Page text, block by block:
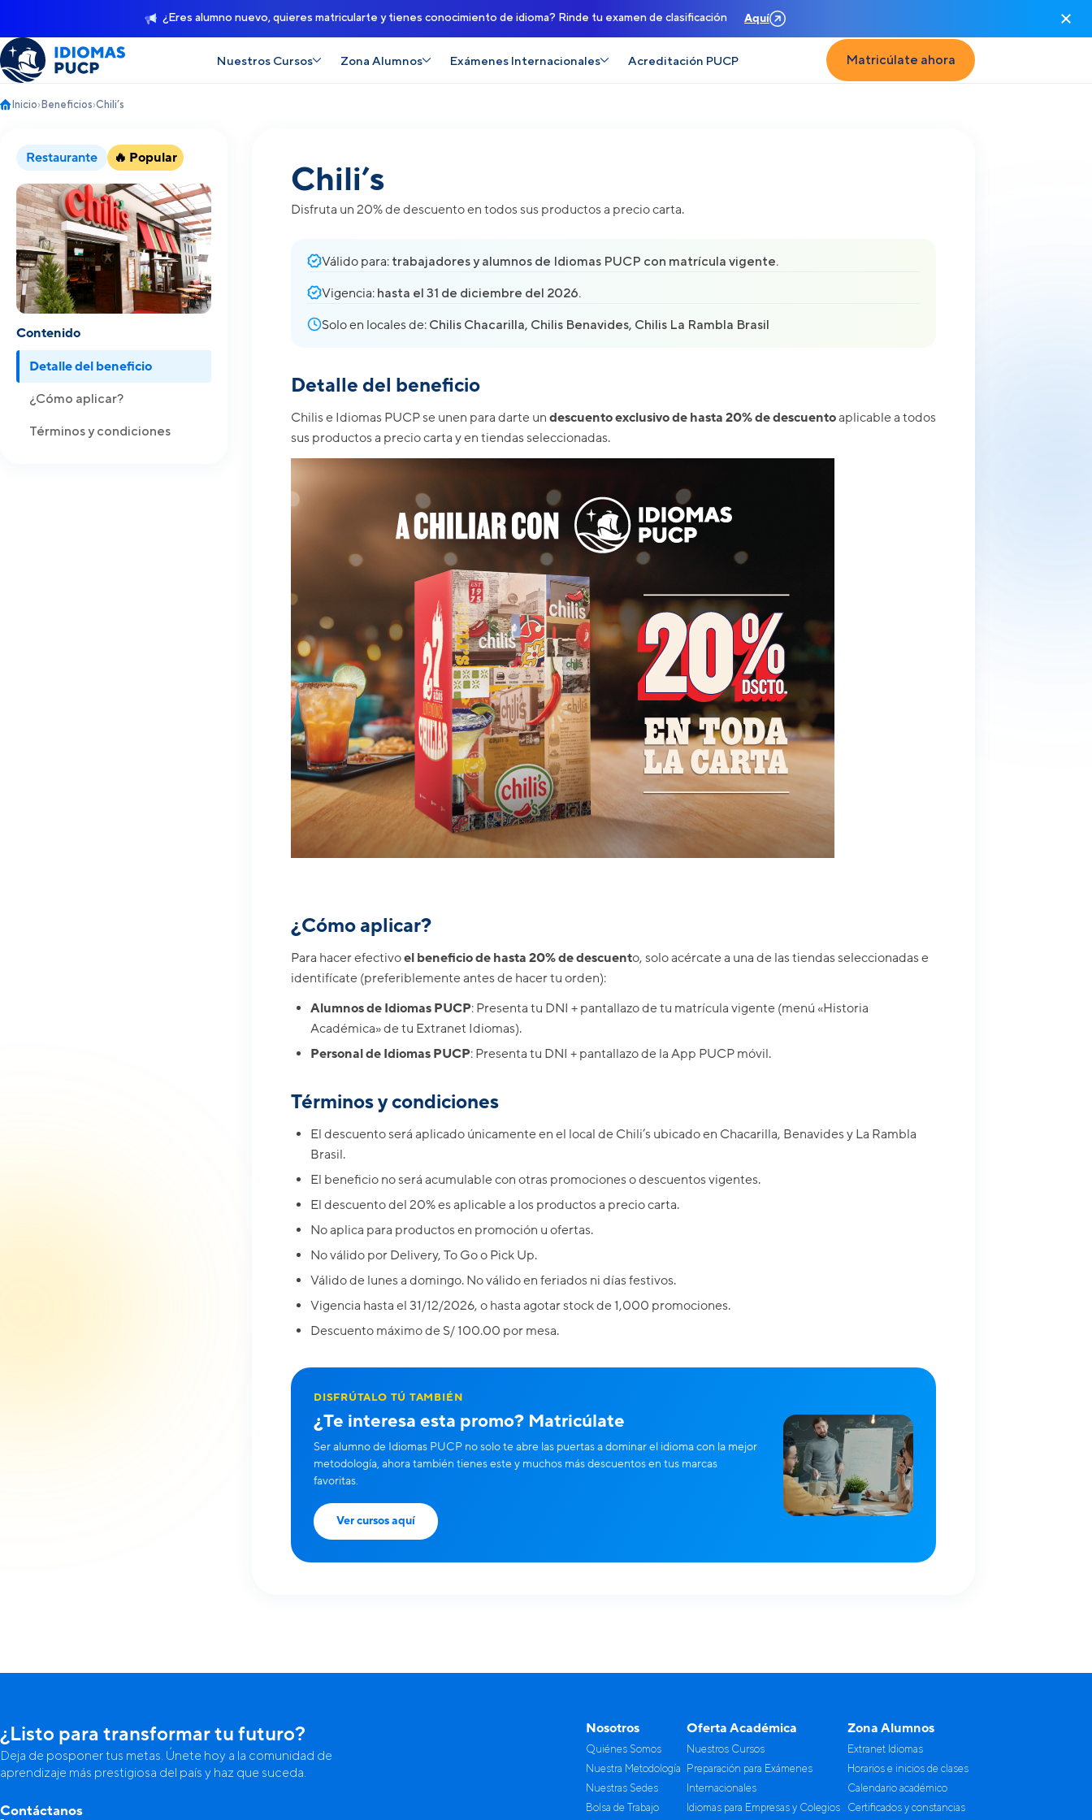
¿Eres alumno nuevo, quieres matricularte y tienes conocimiento de idioma? Rinde tu examen de clasificación Aquí
Nuestros Cursos Zona Alumnos Exámenes Internacionales Acreditación PUCP Matricúlate ahora
Inicio› Beneficios›Chili’s
Restaurante 🔥 Popular
Contenido
Detalle del beneficio
¿Cómo aplicar?
Términos y condiciones
Chili’s
Disfruta un 20% de descuento en todos sus productos a precio carta.
Válido para: trabajadores y alumnos de Idiomas PUCP con matrícula vigente.
Vigencia: hasta el 31 de diciembre del 2026.
Solo en locales de: Chilis Chacarilla, Chilis Benavides, Chilis La Rambla Brasil
Detalle del beneficio
Chilis e Idiomas PUCP se unen para darte un descuento exclusivo de hasta 20% de descuentoaplicable a todos
sus productos a precio carta y en tiendas seleccionadas.
¿Cómo aplicar?
Para hacer efectivoel beneficio de hasta 20% de descuento, solo acércate a una de las tiendas seleccionadas e
identifícate (preferiblemente antes de hacer tu orden):
Alumnos de Idiomas PUCP: Presenta tu DNI + pantallazo de tu matrícula vigente (menú «Historia
Académica» de tu Extranet Idiomas).
Personal de Idiomas PUCP: Presenta tu DNI + pantallazo de la App PUCP móvil.
Términos y condiciones
El descuento será aplicado únicamente en el local de Chili’s ubicado en Chacarilla, Benavides y La Rambla
Brasil.
El beneficio no será acumulable con otras promociones o descuentos vigentes.
El descuento del 20% es aplicable a los productos a precio carta.
No aplica para productos en promoción u ofertas.
No válido por Delivery, To Go o Pick Up.
Válido de lunes a domingo. No válido en feriados ni días festivos.
Vigencia hasta el 31/12/2026, o hasta agotar stock de 1,000 promociones.
Descuento máximo de S/ 100.00 por mesa.
DISFRÚTALO TÚ TAMBIÉN
¿Te interesa esta promo? Matricúlate
Ser alumno de Idiomas PUCP no solo te abre las puertas a dominar el idioma con la mejor
metodología, ahora también tienes este y muchos más descuentos en tus marcas
favoritas.
Ver cursos aquí
¿Listo para transformar tu futuro?
Deja de posponer tus metas. Únete hoy a la comunidad de
aprendizaje más prestigiosa del país y haz que suceda.
Contáctanos
Nosotros
Quiénes Somos
Nuestra Metodología
Nuestras Sedes
Bolsa de Trabajo
Oferta Académica
Nuestros Cursos
Preparación para Exámenes
Internacionales
Idiomas para Empresas y Colegios
Zona Alumnos
Extranet Idiomas
Horarios e inicios de clases
Calendario académico
Certificados y constancias